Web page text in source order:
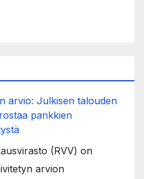
arvio: Julkisen talouden
pankkien
(RVV) on
arvion